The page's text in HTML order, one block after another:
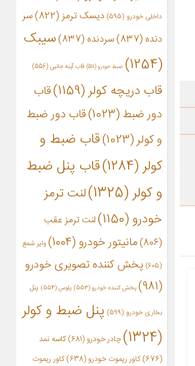
داخلی خودرو (595) دیسک ترمز(822)
سر
دنده(837) سردنده(837)
سیبک
(1254)
ضبط خودرو(511) قاب آینه جانبی (556)
قاب دریچه کولر(1159)
قاب
دور ضبط(1023)
قاب دور ضبط
و کولر(1023)
قاب ضبط و
کولر(1284)
قاب پنل ضبط
و کولر(1325)
لنت ترمز
خودرو(1150)
لنت ترمز عقب
(806)
مانیتور خودرو(1004)
وایر شمع
(605)
پخش کننده تصویری خودرو
(981)
پخش کننده خودرو(553) پلوس(554) پنل
بخاری خودرو (599)
پنل ضبط و کولر
(1324)
چادر خودرو (681)
کاسه نمد
(676)
کاور ریموت خودرو(638)
کاور ریموت